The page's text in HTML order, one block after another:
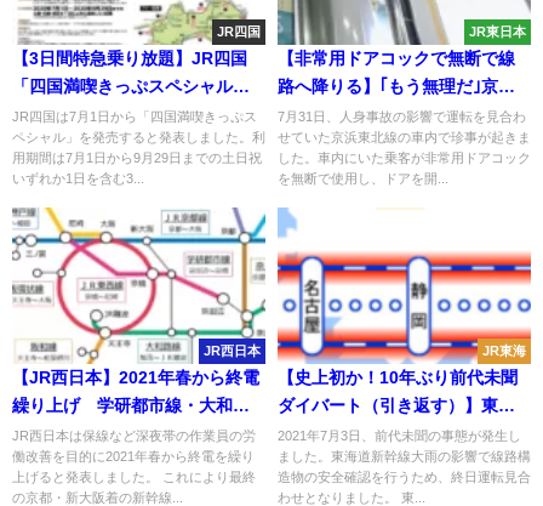
JR四国
【3日間特急乗り放題】JR四国
「四国満喫きっぷスペシャル」7
月から発売へ レンタカーオプ
ションも発売 四国2700系増発
などサービス面アップも図る
JR四国は7月1日から「四国満喫きっぷス
ペシャル」を発売すると発表しました。利
用期間は7月1日から9月29日までの土日祝
いずれか1日を含む3...
JR東日本
【非常用ドアコックで無断で線
路へ降りる】｢もう無理だ｣京浜
東北線の車内で何があったのか
7月31日、人身事故の影響で運転を見合わ
せていた京浜東北線の車内で珍事が起きま
した。車内にいた乗客が非常用ドアコック
を無断で使用し、ドアを開...
JR西日本
【JR西日本】2021年春から終電
繰り上げ 学研都市線・大和路
線の一部で最終新幹線からの乗
り継ぎなくなる予定
JR西日本は保線など深夜帯の作業員の労
働改善を目的に2021年春から終電を繰り
上げると発表しました。 これにより最終
の京都・新大阪着の新幹線...
JR東海
【史上初か！10年ぶり前代未聞
ダイバート（引き返す）】東海
道新幹線終日運転見合わせが決
定 大雨の影響で不通に
2021年7月3日、前代未聞の事態が発生し
ました。東海道新幹線大雨の影響で線路構
造物の安全確認を行うため、終日運転見合
わせとなりました。 東...